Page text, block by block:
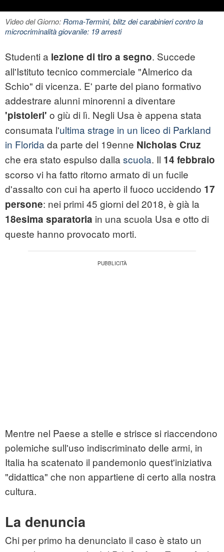
Video del Giorno:Roma-Termini, blitz dei carabinieri contro la
microcriminalità giovanile: 19 arresti
Studenti a lezione di tiro a segno. Succede
all'Istituto tecnico commerciale "Almerico da
Schio" di vicenza. E' parte del piano formativo
addestrare alunni minorenni a diventare
'pistoleri' o giù di lì. Negli Usa è appena stata
consumata l'ultima strage in un liceo di Parkland
in Florida da parte del 19enne Nicholas Cruz
che era stato espulso dalla scuola. Il 14 febbraio
scorso vi ha fatto ritorno armato di un fucile
d'assalto con cui ha aperto il fuoco uccidendo 17
persone: nei primi 45 giorni del 2018, è già la
18esima sparatoria in una scuola Usa e otto di
queste hanno provocato morti.
Mentre nel Paese a stelle e strisce si riaccendono
polemiche sull'uso indiscriminato delle armi, in
Italia ha scatenato il pandemonio quest'iniziativa
"didattica" che non appartiene di certo alla nostra
cultura.
La denuncia
Chi per primo ha denunciato il caso è stato un